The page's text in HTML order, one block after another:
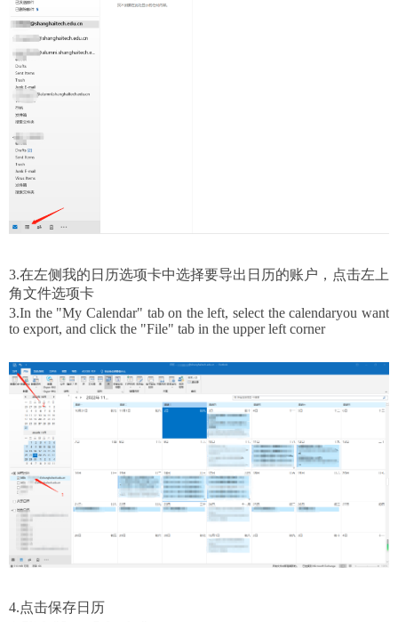
3.在左侧我的日历选项卡中选择要导出日历的账户，点击左上
角文件选项卡
3.In the "My Calendar" tab on the left, select the calendaryou want
to export, and click the "File" tab in the upper left corner
4.点击保存日历